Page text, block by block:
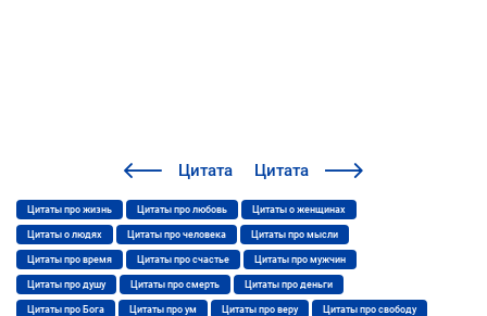
Цитата Цитата
Цитаты про жизнь Цитаты про любовь Цитаты о женщинах
Цитаты о людях Цитаты про человека Цитаты про мысли
Цитаты про время Цитаты про счастье Цитаты про мужчин
Цитаты про душу Цитаты про смерть Цитаты про деньги
Цитаты про Бога Цитаты про ум Цитаты про веру Цитаты про свободу